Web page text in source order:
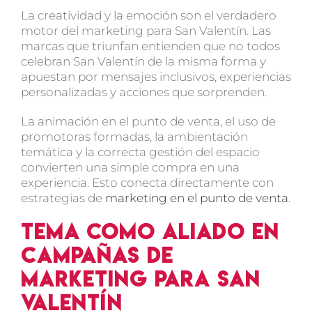
La creatividad y la emoción son el verdadero
motor del marketing para San Valentín. Las
marcas que triunfan entienden que no todos
celebran San Valentín de la misma forma y
apuestan por mensajes inclusivos, experiencias
personalizadas y acciones que sorprenden.
La animación en el punto de venta, el uso de
promotoras formadas, la ambientación
temática y la correcta gestión del espacio
convierten una simple compra en una
experiencia. Esto conecta directamente con
estrategias de marketing en el punto de venta.
TEMA como aliado en
campañas de
marketing para San
Valentín